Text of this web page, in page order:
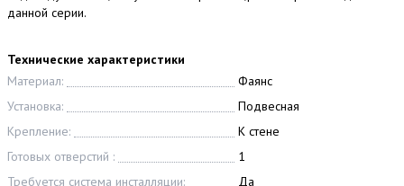
данной серии.
Технические характеристики
Материал:
Фаянс
Установка:
Подвесная
Крепление:
К стене
Готовых отверстий :
1
Требуется система инсталляции:
Да